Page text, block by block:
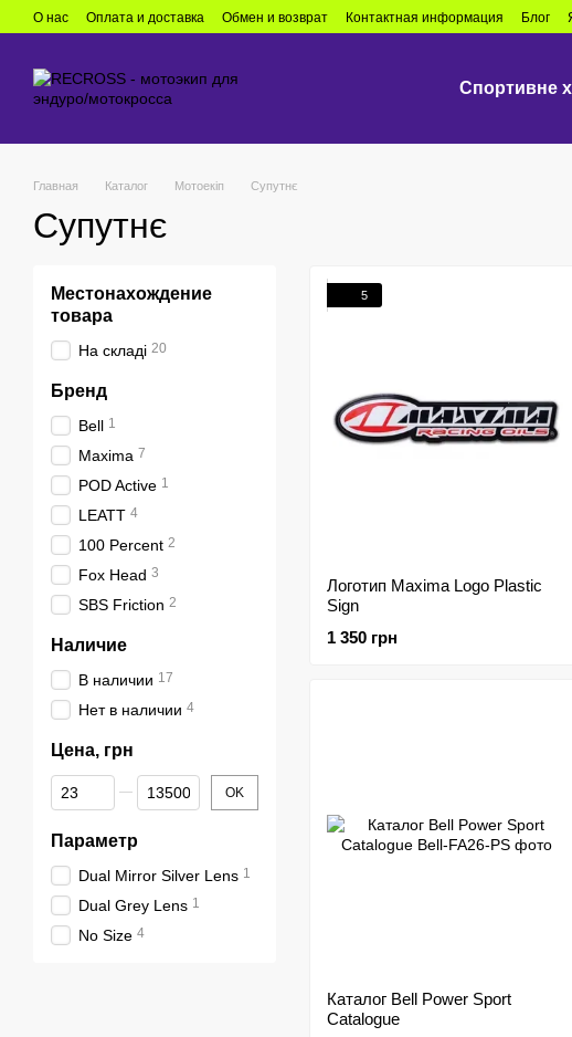
Перейти к основному контенту
О нас Оплата и доставка Обмен и возврат Контактная информация Блог
Спортивне
Главная Каталог Мотоекіп Супутнє
Супутнє
5
Логотип Maxima Logo Plastic
Sign
1 350 грн
Каталог Bell Power Sport
Catalogue
Местонахождение
товара
На складі 20
Бренд
Bell 1
Maxima 7
POD Active 1
LEATT 4
100 Percent 2
Fox Head 3
SBS Friction 2
Наличие
В наличии 17
Нет в наличии 4
Цена, грн
От Цена, грн
До Цена, грн OK
Параметр
Dual Mirror Silver Lens 1
Dual Grey Lens 1
No Size 4